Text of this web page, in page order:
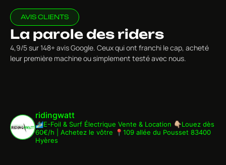
AVIS CLIENTS
La parole des riders
4,9/5 sur 148+ avis Google. Ceux qui ont franchi le cap, acheté
leur première machine ou simplement testé avec nous.
ridingwatt
🏄🏾‍♂️E-Foil & Surf Électrique Vente & Location 👇🏼Louez dès
60€/h | Achetez le vôtre 📍109 allée du Pousset 83400
Hyères